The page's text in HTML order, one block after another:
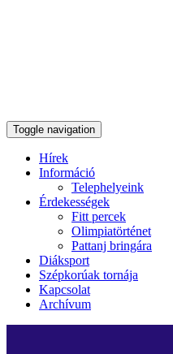
Toggle navigation
Hírek
Információ
Telephelyeink
Érdekességek
Fitt percek
Olimpiatörténet
Pattanj bringára
Diáksport
Szépkorúak tornája
Kapcsolat
Archívum